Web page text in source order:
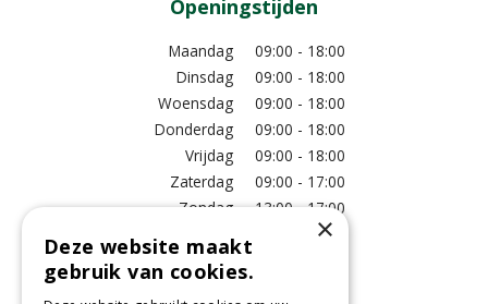
Openingstijden
Maandag
09:00 - 18:00
Dinsdag
09:00 - 18:00
Woensdag
09:00 - 18:00
Donderdag
09:00 - 18:00
Vrijdag
09:00 - 18:00
Zaterdag
09:00 - 17:00
Zondag
13:00 - 17:00
Meer vestigingsinformatie >
×
Deze website maakt
gebruik van cookies.